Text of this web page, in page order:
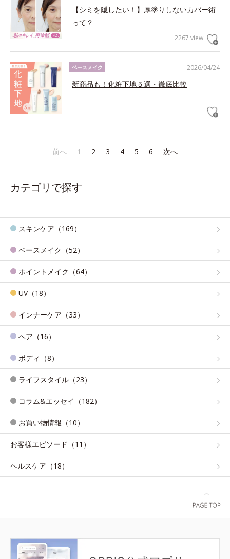
【シミを隠したい！】厚塗りしないカバー術
って？
2267 view
2026/04/24
ベースメイク
新商品も！化粧下地５選・徹底比較
前へ 1 2 3 4 5 6 次へ
カテゴリで探す
スキンケア（169）
ベースメイク（52）
ポイントメイク（64）
UV（18）
インナーケア（33）
ヘア（16）
ボディ（8）
ライフスタイル（23）
コラム&エッセイ（182）
お買い物情報（10）
お客様エピソード（11）
ヘルスケア（18）